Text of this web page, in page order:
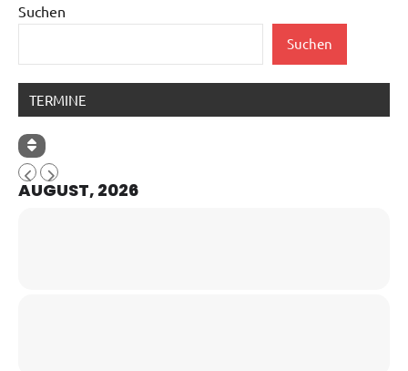
Suchen
Suchen
TERMINE
AUGUST, 2026